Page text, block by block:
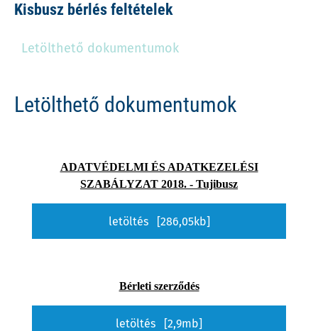
Kisbusz bérlés feltételek
Letölthető dokumentumok
Letölthető dokumentumok
ADATVÉDELMI ÉS ADATKEZELÉSI
SZABÁLYZAT 2018. - Tujibusz
letöltés [286,05kb]
Bérleti szerződés
letöltés [2,9mb]